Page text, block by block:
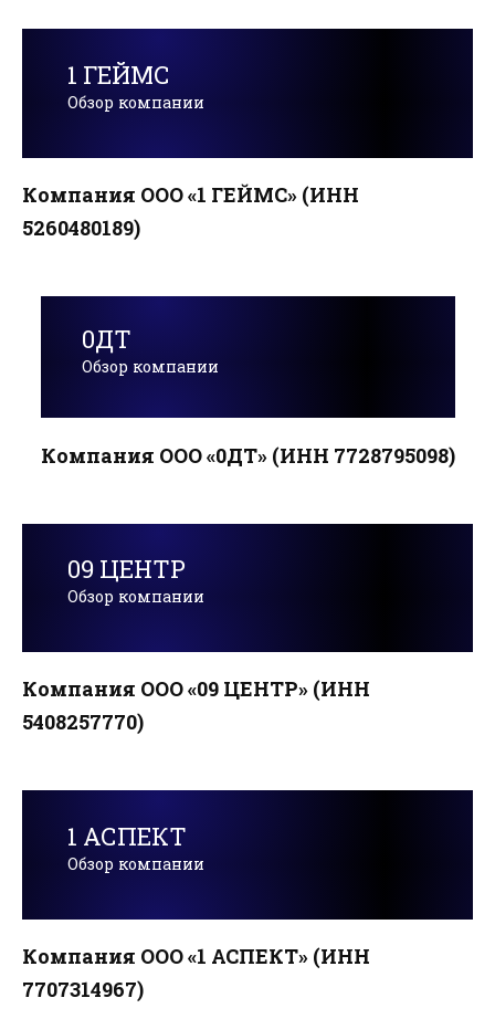
1 ГЕЙМС
Обзор компании
Компания ООО «1 ГЕЙМС» (ИНН
5260480189)
0ДТ
Обзор компании
Компания ООО «0ДТ» (ИНН 7728795098)
09 ЦЕНТР
Обзор компании
Компания ООО «09 ЦЕНТР» (ИНН
5408257770)
1 АСПЕКТ
Обзор компании
Компания ООО «1 АСПЕКТ» (ИНН
7707314967)